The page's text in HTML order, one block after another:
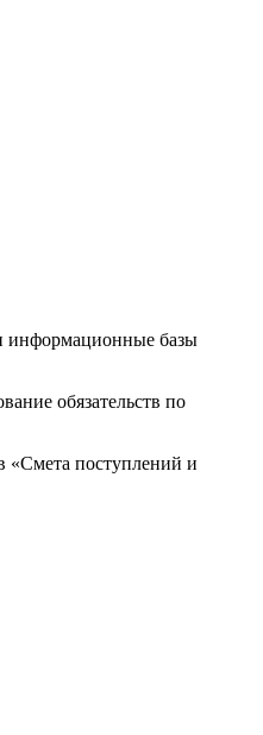
информационные базы
обязательств по
«Смета поступлений и